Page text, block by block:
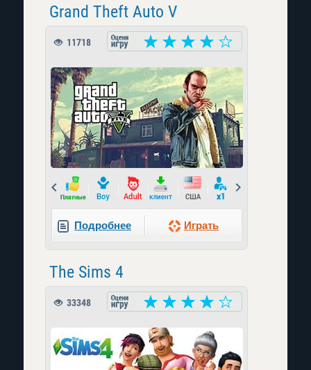
Grand Theft Auto V
11718
Prev
Подробнее Играть
The Sims 4
33348